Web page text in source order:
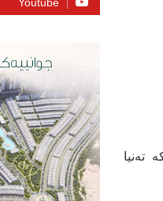
تەنیا